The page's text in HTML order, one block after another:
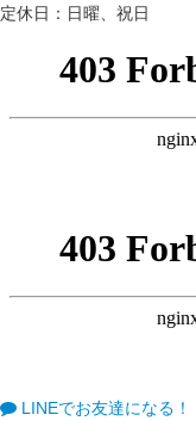
定休日：日曜、祝日
LINEでお友達になる！